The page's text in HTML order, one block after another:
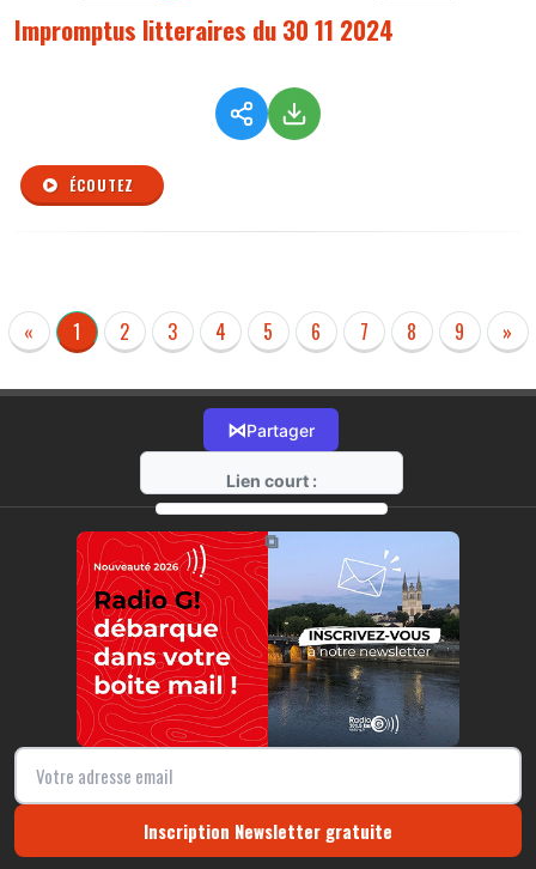
Impromptus litteraires du 30 11 2024
ÉCOUTEZ
« 1 2 3 4 5 6 7 8 9 »
⋈Partager
Lien court :
https://radio-g.fr?r59
⧉
Inscription Newsletter gratuite